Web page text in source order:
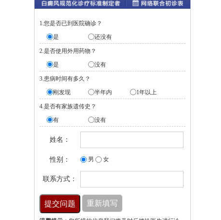
1.您是否已到医院确诊？
是
还没有
2.是否使用外用药物？
是
没有
3.患病时间有多久？
刚发现
半年内 1年以上
4.是否有家族遗传史？
有
没有
姓名：
性别： 男 女
联系方式：